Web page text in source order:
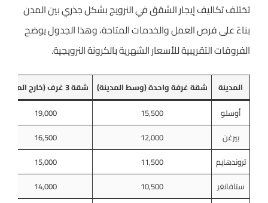
تختلف تكاليف إيجار الشقق في النرويج بشكل جذري بين المدن
بناءً على فرص العمل والخدمات المتاحة، وهذا الجدول يوضح
الفروقات التقريبية للأسعار الشهرية بالكرونة النرويجية.
المدينة شقة غرفة واحدة (وسط المدينة)
شقة 3 غرف (خارج المركز)
أوسلو
15,500
19,000
بيرغن
12,000
16,500
تروندهايم
11,500
15,000
ستافانغر
10,500
14,000